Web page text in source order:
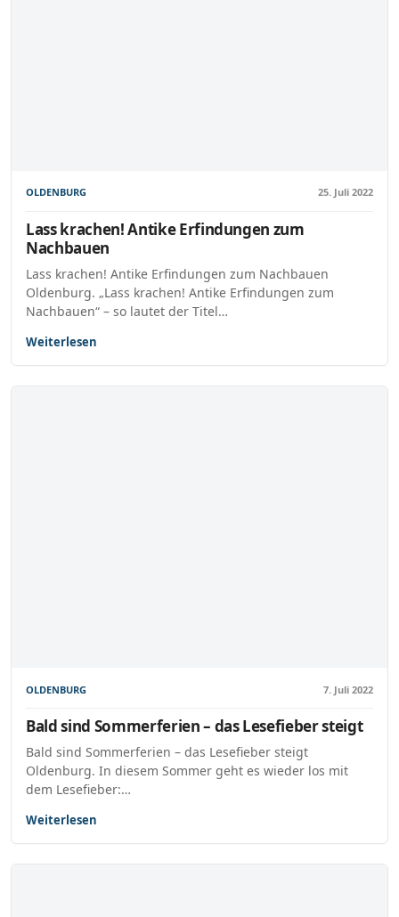
OLDENBURG 25. Juli 2022
Lass krachen! Antike Erfindungen zum
Nachbauen
Lass krachen! Antike Erfindungen zum Nachbauen
Oldenburg. „Lass krachen! Antike Erfindungen zum
Nachbauen“ – so lautet der Titel…
Weiterlesen
OLDENBURG 7. Juli 2022
Bald sind Sommerferien – das Lesefieber steigt
Bald sind Sommerferien – das Lesefieber steigt
Oldenburg. In diesem Sommer geht es wieder los mit
dem Lesefieber:…
Weiterlesen